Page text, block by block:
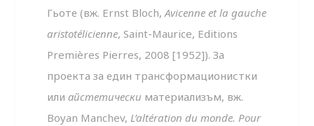
Гьоте (вж. Ernst Bloch,Avicenne et la gauche
aristotélicienne, Saint-Maurice, Editions
Premières Pierres, 2008 [1952]). За
проекта за един трансформационистки
илиайстетически материализъм, вж.
Boyan Manchev,L’altération du monde.Pour